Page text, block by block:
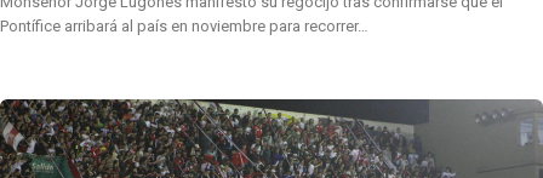
Pontífice arribará al país en noviembre para recorrer…